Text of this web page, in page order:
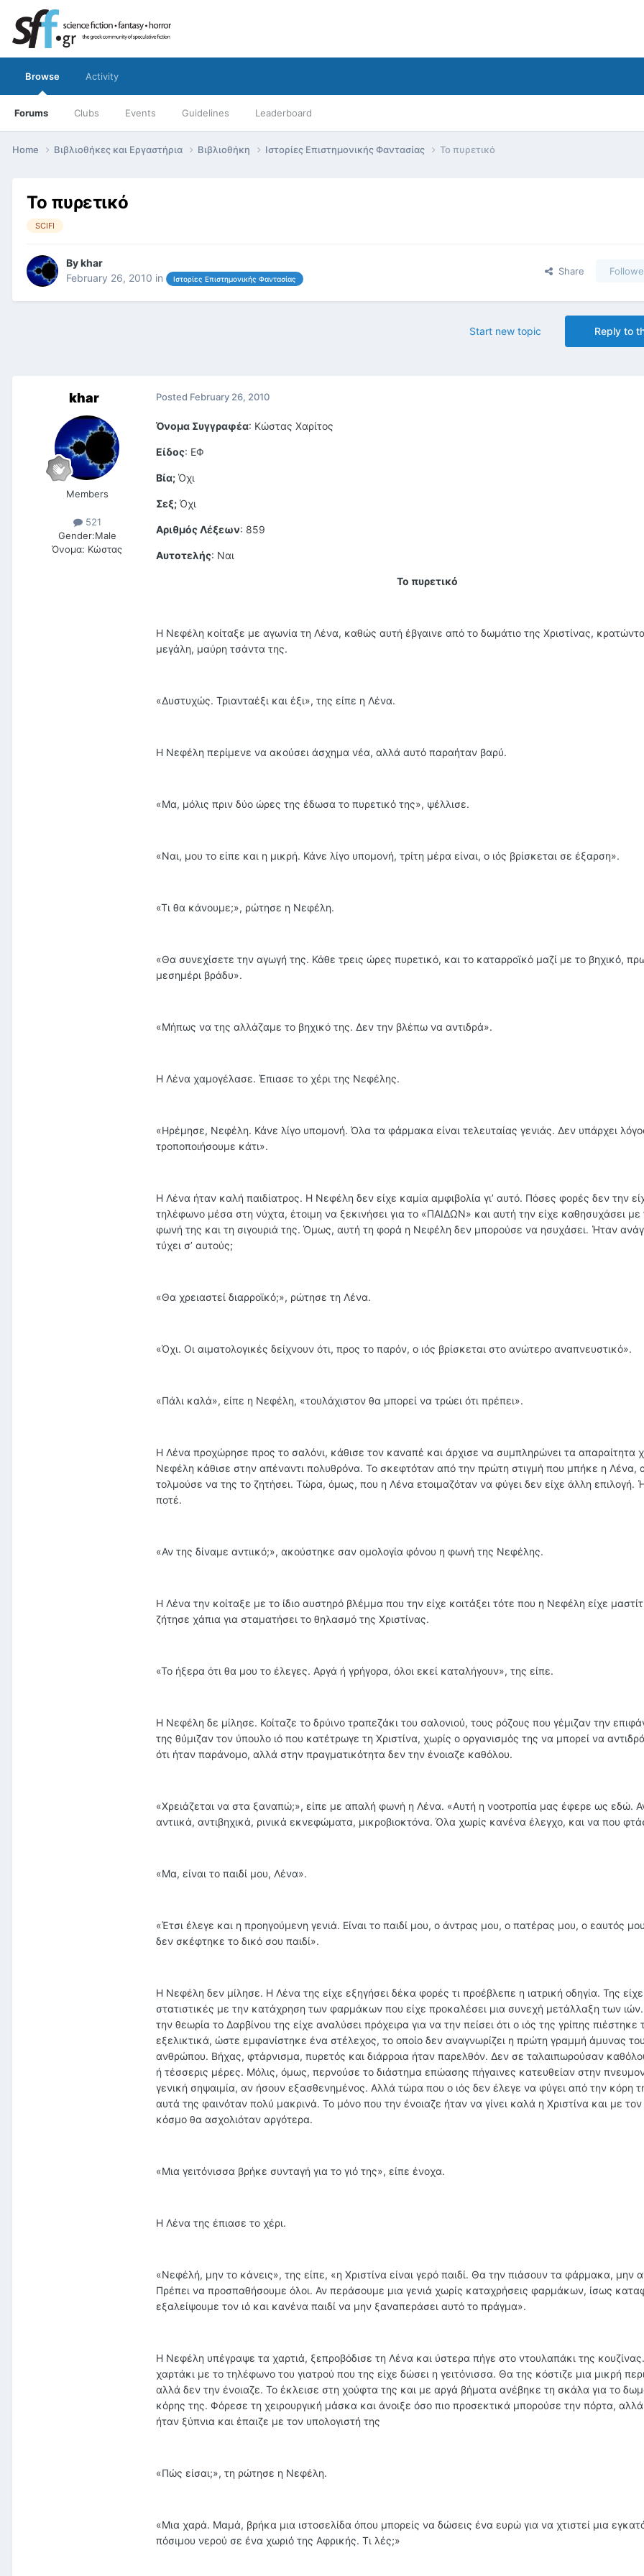
Browse
Forums Clubs Events Guidelines Leaderboard
Activity
Home Βιβλιοθήκες και Εργαστήρια Βιβλιοθήκη Ιστορίες Επιστημονικής Φαντασίας Το πυρετικό
Το πυρετικό
SCIFI
Bykhar
February 26, 2010 in Ιστορίες Επιστημονικής Φαντασίας
Share
Reply to
Start new topic
khar
Members
521
Gender:Male
Όνομα: Κώστας
Posted February 26, 2010
Όνομα Συγγραφέα: Κώστας Χαρίτος
Είδος: ΕΦ
Βία; Όχι
Σεξ; Όχι
Αριθμός Λέξεων: 859
Αυτοτελής: Ναι
Το πυρετικό
Η Νεφέλη κοίταξε με αγωνία τη Λένα, καθώς αυτή έβγαινε από το δωμάτιο της Χριστίνας,
μεγάλη, μαύρη τσάντα της.
«Δυστυχώς. Τριανταέξι και έξι», της είπε η Λένα.
Η Νεφέλη περίμενε να ακούσει άσχημα νέα, αλλά αυτό παραήταν βαρύ.
«Μα, μόλις πριν δύο ώρες της έδωσα το πυρετικό της», ψέλλισε.
«Ναι, μου το είπε και η μικρή. Κάνε λίγο υπομονή, τρίτη μέρα είναι, ο ιός βρίσκεται σε έξαρση».
«Τι θα κάνουμε;», ρώτησε η Νεφέλη.
«Θα συνεχίσετε την αγωγή της. Κάθε τρεις ώρες πυρετικό, και το καταρροϊκό μαζί με το βηχικό,
μεσημέρι βράδυ».
«Μήπως να της αλλάζαμε το βηχικό της. Δεν την βλέπω να αντιδρά».
Η Λένα χαμογέλασε. Έπιασε το χέρι της Νεφέλης.
«Ηρέμησε, Νεφέλη. Κάνε λίγο υπομονή. Όλα τα φάρμακα είναι τελευταίας γενιάς. Δεν υπάρχει
τροποποιήσουμε κάτι».
Η Λένα ήταν καλή παιδίατρος. Η Νεφέλη δεν είχε καμία αμφιβολία γι’ αυτό. Πόσες φορές δεν την
τηλέφωνο μέσα στη νύχτα, έτοιμη να ξεκινήσει για το «ΠΑΙΔΩΝ» και αυτή την είχε καθησυχάσει
φωνή της και τη σιγουριά της. Όμως, αυτή τη φορά η Νεφέλη δεν μπορούσε να ησυχάσει. Ήταν
τύχει σ’ αυτούς;
«Θα χρειαστεί διαρροϊκό;», ρώτησε τη Λένα.
«Όχι. Οι αιματολογικές δείχνουν ότι, προς το παρόν, ο ιός βρίσκεται στο ανώτερο αναπνευστικό».
«Πάλι καλά», είπε η Νεφέλη, «τουλάχιστον θα μπορεί να τρώει ότι πρέπει».
Η Λένα προχώρησε προς το σαλόνι, κάθισε τον καναπέ και άρχισε να συμπληρώνει τα απαραίτητα
Νεφέλη κάθισε στην απέναντι πολυθρόνα. Το σκεφτόταν από την πρώτη στιγμή που μπήκε η Λένα,
τολμούσε να της το ζητήσει. Τώρα, όμως, που η Λένα ετοιμαζόταν να φύγει δεν είχε άλλη επιλογή.
ποτέ.
«Αν της δίναμε αντιικό;», ακούστηκε σαν ομολογία φόνου η φωνή της Νεφέλης.
Η Λένα την κοίταξε με το ίδιο αυστηρό βλέμμα που την είχε κοιτάξει τότε που η Νεφέλη είχε
ζήτησε χάπια για σταματήσει το θηλασμό της Χριστίνας.
«Το ήξερα ότι θα μου το έλεγες. Αργά ή γρήγορα, όλοι εκεί καταλήγουν», της είπε.
Η Νεφέλη δε μίλησε. Κοίταζε το δρύινο τραπεζάκι του σαλονιού, τους ρόζους που γέμιζαν την
της θύμιζαν τον ύπουλο ιό που κατέτρωγε τη Χριστίνα, χωρίς ο οργανισμός της να μπορεί να
ότι ήταν παράνομο, αλλά στην πραγματικότητα δεν την ένοιαζε καθόλου.
«Χρειάζεται να στα ξαναπώ;», είπε με απαλή φωνή η Λένα. «Αυτή η νοοτροπία μας έφερε ως εδώ.
αντιικά, αντιβηχικά, ρινικά εκνεφώματα, μικροβιοκτόνα. Όλα χωρίς κανένα έλεγχο, και να που
«Μα, είναι το παιδί μου, Λένα».
«Έτσι έλεγε και η προηγούμενη γενιά. Είναι το παιδί μου, ο άντρας μου, ο πατέρας μου, ο εαυτός
δεν σκέφτηκε το δικό σου παιδί».
Η Νεφέλη δεν μίλησε. Η Λένα της είχε εξηγήσει δέκα φορές τι προέβλεπε η ιατρική οδηγία. Της είχε
στατιστικές με την κατάχρηση των φαρμάκων που είχε προκαλέσει μια συνεχή μετάλλαξη των
την θεωρία το Δαρβίνου της είχε αναλύσει πρόχειρα για να την πείσει ότι ο ιός της γρίπης πιέστηκε
εξελικτικά, ώστε εμφανίστηκε ένα στέλεχος, το οποίο δεν αναγνωρίζει η πρώτη γραμμή άμυνας
ανθρώπου. Βήχας, φτάρνισμα, πυρετός και διάρροια ήταν παρελθόν. Δεν σε ταλαιπωρούσαν
ή τέσσερις μέρες. Μόλις, όμως, περνούσε το διάστημα επώασης πήγαινες κατευθείαν στην
γενική σηψαιμία, αν ήσουν εξασθενημένος. Αλλά τώρα που ο ιός δεν έλεγε να φύγει από την κόρη
αυτά της φαινόταν πολύ μακρινά. Το μόνο που την ένοιαζε ήταν να γίνει καλά η Χριστίνα και με
κόσμο θα ασχολιόταν αργότερα.
«Μια γειτόνισσα βρήκε συνταγή για το γιό της», είπε ένοχα.
Η Λένα της έπιασε το χέρι.
«Νεφέλή, μην το κάνεις», της είπε, «η Χριστίνα είναι γερό παιδί. Θα την πιάσουν τα φάρμακα, μην
Πρέπει να προσπαθήσουμε όλοι. Αν περάσουμε μια γενιά χωρίς καταχρήσεις φαρμάκων, ίσως
εξαλείψουμε τον ιό και κανένα παιδί να μην ξαναπεράσει αυτό το πράγμα».
Η Νεφέλη υπέγραψε τα χαρτιά, ξεπροβόδισε τη Λένα και ύστερα πήγε στο ντουλαπάκι της
χαρτάκι με το τηλέφωνο του γιατρού που της είχε δώσει η γειτόνισσα. Θα της κόστιζε μια μικρή
αλλά δεν την ένοιαζε. Το έκλεισε στη χούφτα της και με αργά βήματα ανέβηκε τη σκάλα για το
κόρης της. Φόρεσε τη χειρουργική μάσκα και άνοιξε όσο πιο προσεκτικά μπορούσε την πόρτα, αλλά
ήταν ξύπνια και έπαιζε με τον υπολογιστή της
«Πώς είσαι;», τη ρώτησε η Νεφέλη.
«Μια χαρά. Μαμά, βρήκα μια ιστοσελίδα όπου μπορείς να δώσεις ένα ευρώ για να χτιστεί μια
πόσιμου νερού σε ένα χωριό της Αφρικής. Τι λές;»